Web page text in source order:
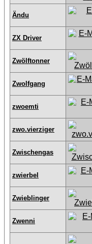
Ändu
ZX Driver
Zwölftonner
Zwolfgang
zwoemti
zwo.vierziger
Zwischengas
zwierbel
Zwieblinger
Zwenni